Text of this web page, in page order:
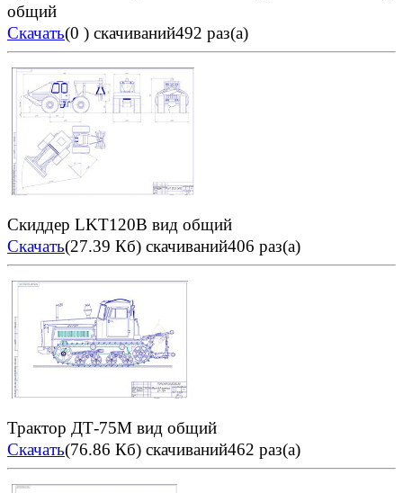
общий
Скачать(0 ) скачиваний492 раз(а)
Скиддер LKT120B вид общий
Скачать(27.39 Кб) скачиваний406 раз(а)
Трактор ДТ-75М вид общий
Скачать(76.86 Кб) скачиваний462 раз(а)